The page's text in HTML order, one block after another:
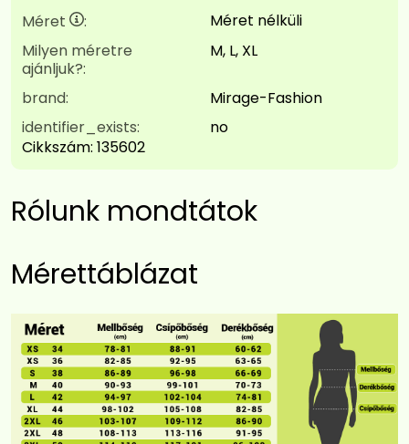
Méret
:
Méret nélküli
Milyen méretre
ajánljuk?:
M, L, XL
brand:
Mirage-Fashion
identifier_exists:
no
Cikkszám: 135602
Rólunk mondtátok
Mérettáblázat